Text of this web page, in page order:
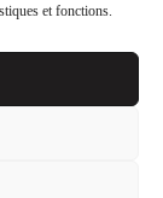
et fonctions.